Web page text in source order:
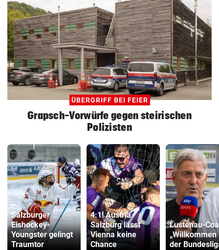
ÜBERGRIFF BEI FEIER
Grapsch-Vorwürfe gegen steirischen
Polizisten
Salzburger
Eishockey-
Youngster gelingt
Traumtor
4:1! Austria
Salzburg lässt
Vienna keine
Chance
Lustenau-
„Willkommen
der